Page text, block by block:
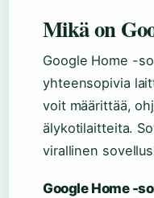
Mikä on
Google Home -
yhteensopivia
voit määrittää,
älykotilaitteita.
virallinen
Google Home -